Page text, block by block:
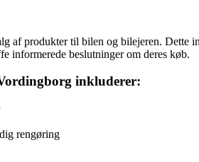
af produkter til bilen og bilejeren.
informerede beslutninger om deres køb.
inkluderer:
rengøring